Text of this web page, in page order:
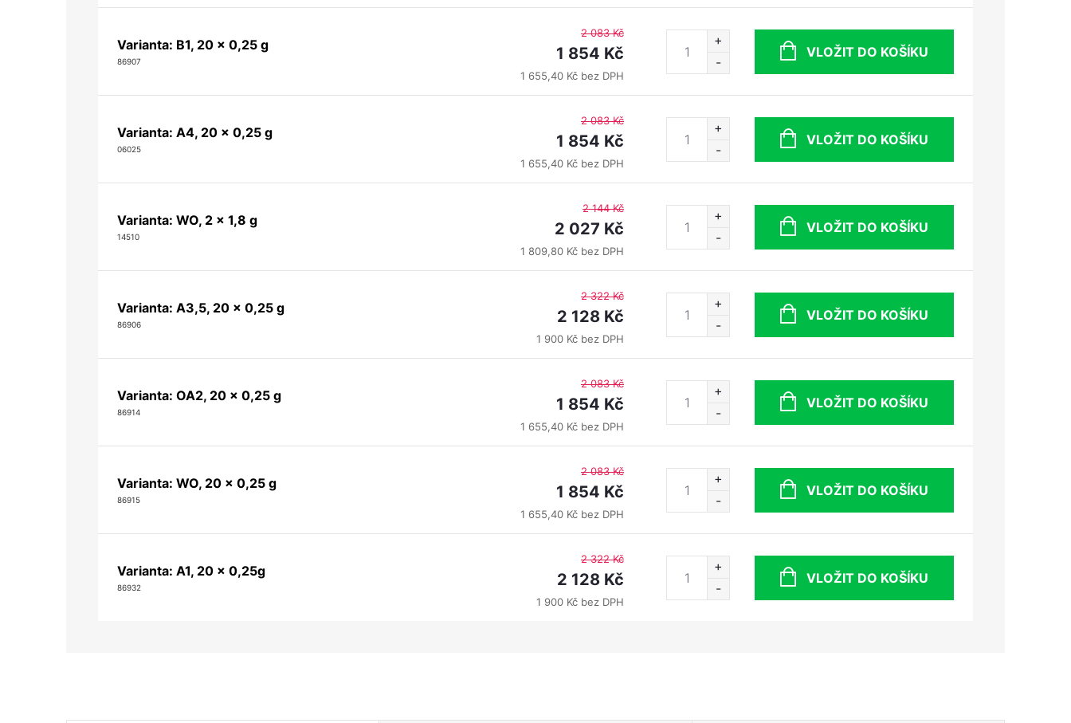
Varianta: B1, 20 x 0,25 g
86907
2 083 Kč
1 854 Kč
1 655,40 Kč bez DPH
VLOŽIT DO KOŠÍKU
Varianta: A4, 20 x 0,25 g
06025
2 083 Kč
1 854 Kč
1 655,40 Kč bez DPH
VLOŽIT DO KOŠÍKU
Varianta: WO, 2 x 1,8 g
14510
2 144 Kč
2 027 Kč
1 809,80 Kč bez DPH
VLOŽIT DO KOŠÍKU
Varianta: A3,5, 20 x 0,25 g
86906
2 322 Kč
2 128 Kč
1 900 Kč bez DPH
VLOŽIT DO KOŠÍKU
Varianta: OA2, 20 x 0,25 g
86914
2 083 Kč
1 854 Kč
1 655,40 Kč bez DPH
VLOŽIT DO KOŠÍKU
Varianta: WO, 20 x 0,25 g
86915
2 083 Kč
1 854 Kč
1 655,40 Kč bez DPH
VLOŽIT DO KOŠÍKU
Varianta: A1, 20 x 0,25g
86932
2 322 Kč
2 128 Kč
1 900 Kč bez DPH
VLOŽIT DO KOŠÍKU